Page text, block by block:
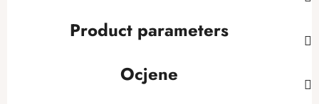
Product parameters
Ocjene